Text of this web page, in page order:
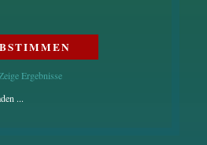
Ergebnisse
...